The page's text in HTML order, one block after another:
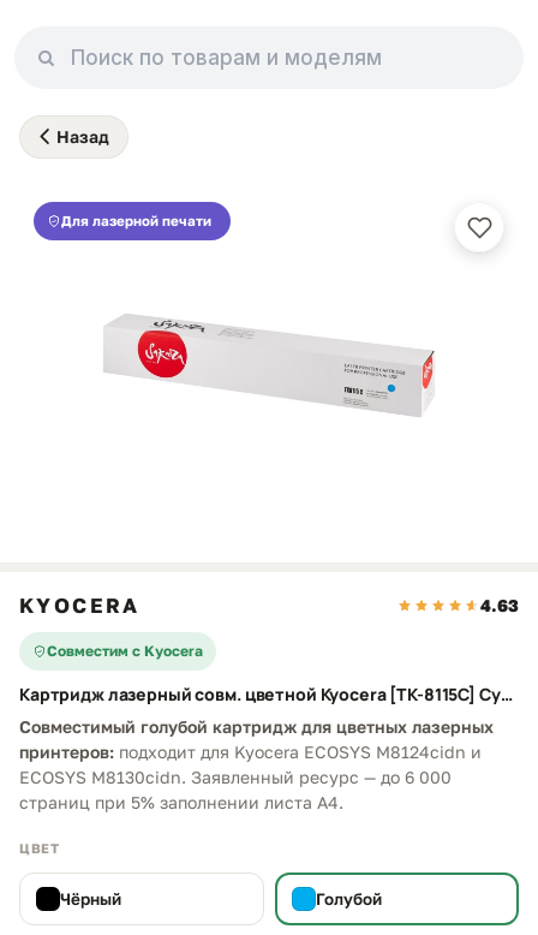
Назад
Для лазерной печати
KYOCERA 4.63
Совместим с Kyocera
Картридж лазерный совм. цветной Kyocera [TK-8115C] Cyan
Совместимый голубой картридж для цветных лазерных
принтеров: подходит для Kyocera ECOSYS M8124cidn и
ECOSYS M8130cidn. Заявленный ресурс — до 6 000
страниц при 5% заполнении листа A4.
ЦВЕТ
Чёрный Голубой